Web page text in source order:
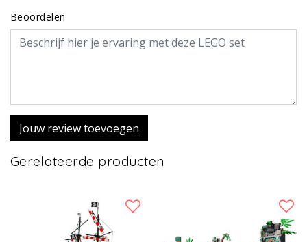
Beoordelen
Jouw review toevoegen
Gerelateerde producten